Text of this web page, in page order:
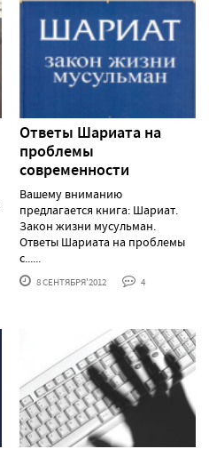
Ответы Шариата на
проблемы
современности
Вашему вниманию
предлагается книга: Шариат.
Закон жизни мусульман.
Ответы Шариата на проблемы
с......
8 СЕНТЯБРЯ'2012 4